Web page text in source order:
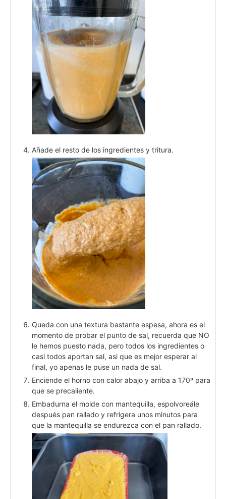
Añade el resto de los ingredientes y tritura.
Queda con una textura bastante espesa, ahora es el
momento de probar el punto de sal, recuerda que NO
le hemos puesto nada, pero todos los ingredientes o
casi todos aportan sal, asi que es mejor esperar al
final, yo apenas le puse un nada de sal.
Enciende el horno con calor abajo y arriba a 170º para
que se precaliente.
Embadurna el molde con mantequilla, espolvoreále
después pan rallado y refrigera unos minutos para
que la mantequilla se endurezca con el pan rallado.